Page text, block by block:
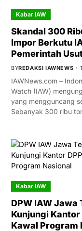
Kabar IAW
Skandal 300
Impor Berkutu
Pemerintah
BYREDAKSI IAWNEWS
IAWNews.com –
Watch (IAW)
yang mengguncang
Sebanyak 300 ribu
Kabar IAW
DPW IAW Jawa
Kunjungi Kantor
Kawal Program